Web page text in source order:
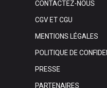
CONTACTEZ-NOUS
CGV ET CGU
MENTIONS LÉGALES
POLITIQUE DE
PRESSE
PARTENAIRES